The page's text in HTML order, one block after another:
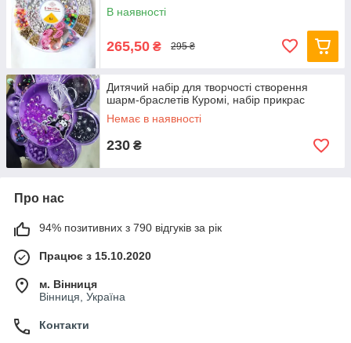
В наявності
265,50 ₴ 295 ₴
Дитячий набір для творчості створення
шарм-браслетів Куромі, набір прикрас
Немає в наявності
230 ₴
Про нас
94% позитивних з 790 відгуків за рік
Працює з 15.10.2020
м. Вінниця
Вінниця, Україна
Контакти